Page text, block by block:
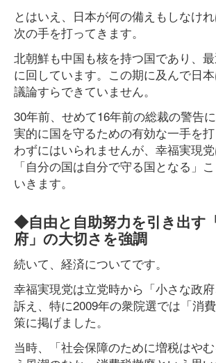
とはいえ、日本が何の備えもしなけ
次の手を打ってきます。
北朝鮮も中国も核を持つ国であり、
に回しています。この期に及んで日
議論すらできていません。
30年前、せめて16年前の総裁の警告
実的に国を守るための有効な一手を
わずにはいられませんが、幸福実現
「自分の国は自分で守る国となる」
いきます。
◆自由と自助努力を引き出す
府」の大切さを強調
続いて、経済についてです。
幸福実現党は立党時から「小さな政
訴え、特に2009年の衆院選では「消
策に掲げました。
当時、「社会保障のために増税はや